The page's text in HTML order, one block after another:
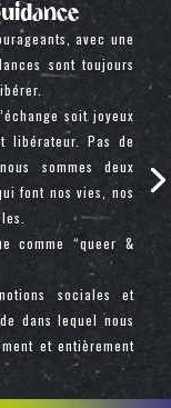
avec une
sont toujours
soit joyeux
libérateur. Pas de
sommes deux
font nos vies, nos
comme “queer &
sociales et
dans lequel nous
et entièrement